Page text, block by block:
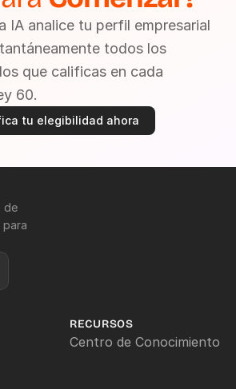
IA analice tu perfil empresarial
todos los
que calificas en cada
60.
tu elegibilidad ahora
de
RECURSOS
Centro de Conocimiento